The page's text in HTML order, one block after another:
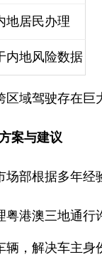
地居民办理
内地风险数据
区域驾驶存在巨
案与建议
部根据多年
粤港澳三地通行
辆，解决车主身